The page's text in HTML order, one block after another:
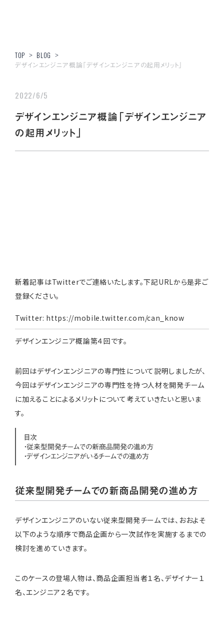
TOP > BLOG >
デザインエンジニア概論「デザインエンジニアの起用メリット」
2022/6/5
デザインエンジニア概論「デザインエンジニア
の起用メリット」
新着記事はTwitterでご連絡いたします。下記URLから是非ご
登録ください。
Twitter: https://mobile.twitter.com/can_know
デザインエンジニア概論第４回です。
前回はデザインエンジニアの専門性について説明しましたが、
今回はデザインエンジニアの専門性を持つ人材を開発チーム
に加えることによるメリットについて考えていきたいと思いま
す。
目次
・従来型開発チームでの新商品開発の進め方
・デザインエンジニアがいるチームでの進め方
従来型開発チームでの新商品開発の進め方
デザインエンジニアのいない従来型開発チームでは、おおよそ
以下のような順序で商品企画から一次試作を実施するまでの
検討を進めていきます。
このケースの登場人物は、商品企画担当者１名、デザイナー１
名、エンジニア２名です。